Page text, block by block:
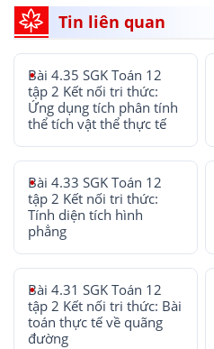
Tin liên quan
Bài 4.35 SGK Toán 12
tập 2 Kết nối tri thức:
Ứng dụng tích phân tính
thể tích vật thể thực tế
Bài 4.33 SGK Toán 12
tập 2 Kết nối tri thức:
Tính diện tích hình
phẳng
Bài 4.31 SGK Toán 12
tập 2 Kết nối tri thức: Bài
toán thực tế về quãng
đường